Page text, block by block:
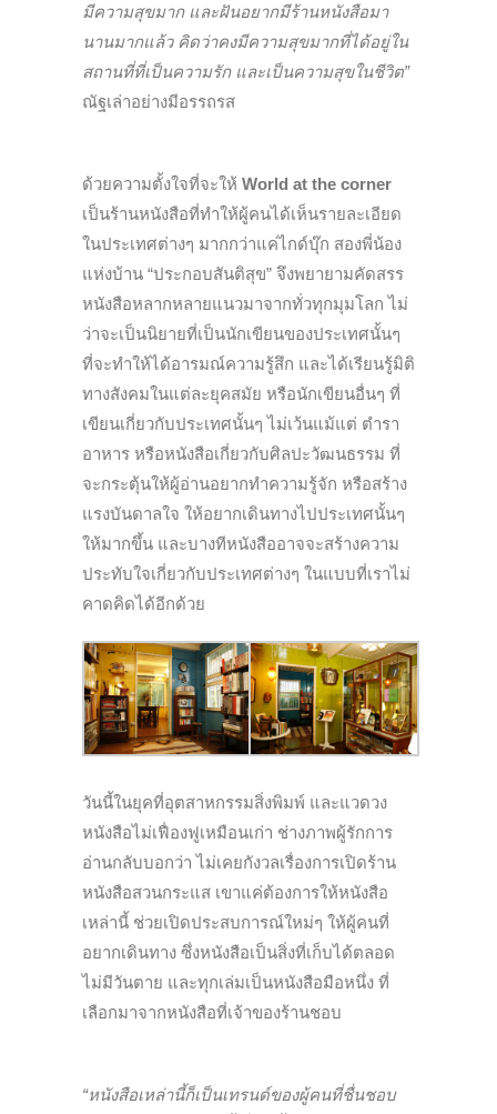
มีความสุขมาก และฝันอยากมีร้านหนังสือมา
นานมากแล้ว คิดว่าคงมีความสุขมากที่ได้อยู่ใน
สถานที่ที่เป็นความรัก และเป็นความสุขในชีวิต”
ณัฐเล่าอย่างมีอรรถรส
ด้วยความตั้งใจที่จะให้ World at the corner
เป็นร้านหนังสือที่ทำให้ผู้คนได้เห็นรายละเอียด
ในประเทศต่างๆ มากกว่าแค่ไกด์บุ๊ก สองพี่น้อง
แห่งบ้าน “ประกอบสันติสุข” จึงพยายามคัดสรร
หนังสือหลากหลายแนวมาจากทั่วทุกมุมโลก ไม่
ว่าจะเป็นนิยายที่เป็นนักเขียนของประเทศนั้นๆ
ที่จะทำให้ได้อารมณ์ความรู้สึก และได้เรียนรู้มิติ
ทางสังคมในแต่ละยุคสมัย หรือนักเขียนอื่นๆ ที่
เขียนเกี่ยวกับประเทศนั้นๆ ไม่เว้นแม้แต่ ตำรา
อาหาร หรือหนังสือเกี่ยวกับศิลปะวัฒนธรรม ที่
จะกระตุ้นให้ผู้อ่านอยากทำความรู้จัก หรือสร้าง
แรงบันดาลใจ ให้อยากเดินทางไปประเทศนั้นๆ
ให้มากขึ้น และบางทีหนังสืออาจจะสร้างความ
ประทับใจเกี่ยวกับประเทศต่างๆ ในแบบที่เราไม่
คาดคิดได้อีกด้วย
วันนี้ในยุคที่อุตสาหกรรมสิ่งพิมพ์ และแวดวง
หนังสือไม่เฟื่องฟูเหมือนเก่า ช่างภาพผู้รักการ
อ่านกลับบอกว่า ไม่เคยกังวลเรื่องการเปิดร้าน
หนังสือสวนกระแส เขาแค่ต้องการให้หนังสือ
เหล่านี้ ช่วยเปิดประสบการณ์ใหม่ๆ ให้ผู้คนที่
อยากเดินทาง ซึ่งหนังสือเป็นสิ่งที่เก็บได้ตลอด
ไม่มีวันตาย และทุกเล่มเป็นหนังสือมือหนึ่ง ที่
เลือกมาจากหนังสือที่เจ้าของร้านชอบ
“หนังสือเหล่านี้ก็เป็นเทรนด์ของผู้คนที่ชื่นชอบ